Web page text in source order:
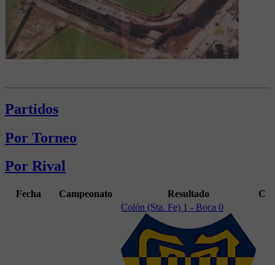
Partidos
Por Torneo
Por Rival
Fecha Campeonato Resultado C
Colón (Sta. Fe) 1 - Boca 0